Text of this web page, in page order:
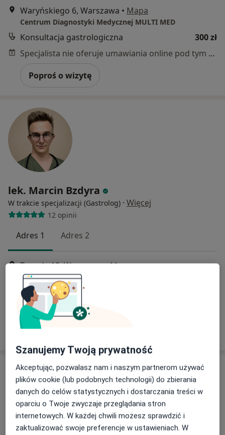
Waryńskiego 6, Warszawa • Mapa
Centrum Diagnostyki Medycznej MULTI MED
Konsultacja gastrologiczna
300 zł
Specjalista nie oferuje umawiania online pod tym adresem.
Poproś o wizytę
lek. Marcin Bzdyra
W trakcie specjalizacji (Gastrolog) · Więcej
12 opinii
Adres 1 Adres 2
Twarda 18, Warszawa•Mapa
Centrum Medyczne POLMED WARSZAWA TWARDA
Konsultacja gastrologiczna
Poproś o wizytę
Szanujemy Twoją prywatność
Akceptując, pozwalasz nam i naszym partnerom używać
plików cookie (lub podobnych technologii) do zbierania
danych do celów statystycznych i dostarczania treści w
oparciu o Twoje zwyczaje przeglądania stron
internetowych. W każdej chwili możesz sprawdzić i
zaktualizować swoje preferencje w ustawieniach. W